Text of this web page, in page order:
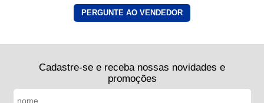
PERGUNTE AO VENDEDOR
Cadastre-se e receba nossas novidades e
promoções